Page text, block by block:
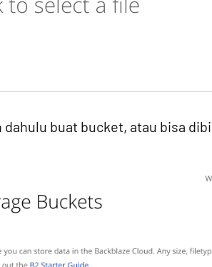
buat bucket, atau bisa